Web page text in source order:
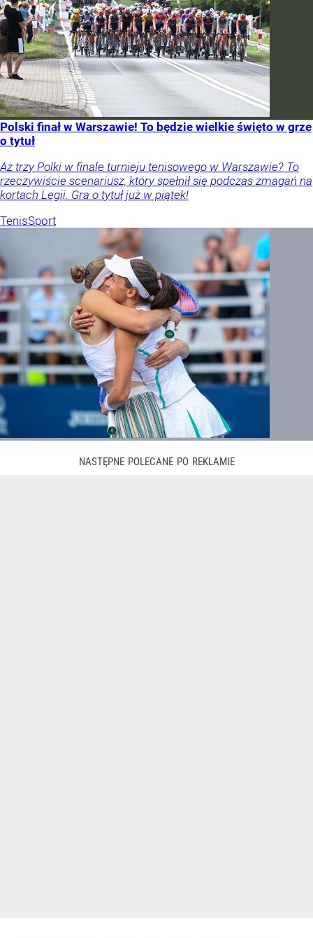
Polski finał w Warszawie! To będzie wielkie święto w grze
o tytuł
Aż trzy Polki w finale turnieju tenisowego w Warszawie? To
rzeczywiście scenariusz, który spełnił się podczas zmagań na
kortach Legii. Gra o tytuł już w piątek!
TenisSport